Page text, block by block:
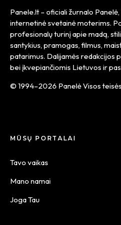
Panele.lt – oficiali žurnalo
internetinė svetainė moterims.
profesionalų turinį apie madą,
santykius, pramogas, filmus,
patarimus. Dalijamės redakcijos
bei įkvepiančiomis Lietuvos ir
© 1994–2026 Panelė Visos
MŪSŲ PORTALAI
Tavo vaikas
Mano namai
Joga Tau